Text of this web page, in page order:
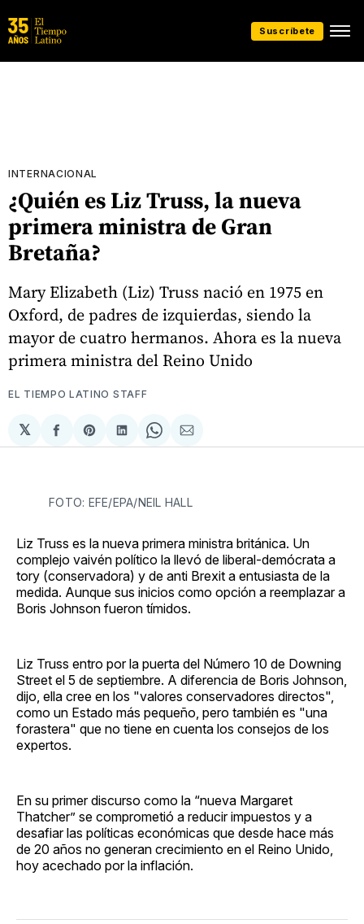
Suscríbete
INTERNACIONAL
¿Quién es Liz Truss, la nueva
primera ministra de Gran
Bretaña?
Mary Elizabeth (Liz) Truss nació en 1975 en
Oxford, de padres de izquierdas, siendo la
mayor de cuatro hermanos. Ahora es la nueva
primera ministra del Reino Unido
EL TIEMPO LATINO STAFF
𝕏
Compartir
en
Share
on
Compartir
en
Share
on
Compartir
via
FOTO: EFE/EPA/NEIL HALL
Liz Truss es la nueva primera ministra británica. Un
complejo vaivén político la llevó de liberal-demócrata a
tory (conservadora) y de anti Brexit a entusiasta de la
medida. Aunque sus inicios como opción a reemplazar a
Boris Johnson fueron tímidos.
Liz Truss entro por la puerta del Número 10 de Downing
Street el 5 de septiembre. A diferencia de Boris Johnson,
dijo, ella cree en los "valores conservadores directos",
como un Estado más pequeño, pero también es "una
forastera" que no tiene en cuenta los consejos de los
expertos.
En su primer discurso como la “nueva Margaret
Thatcher” se comprometió a reducir impuestos y a
desafiar las políticas económicas que desde hace más
de 20 años no generan crecimiento en el Reino Unido,
hoy acechado por la inflación.